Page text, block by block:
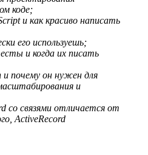
коде;
и как красиво написать
его используешь;
и когда их писать
и почему он нужен для
и
со связями отличается от
ActiveRecord